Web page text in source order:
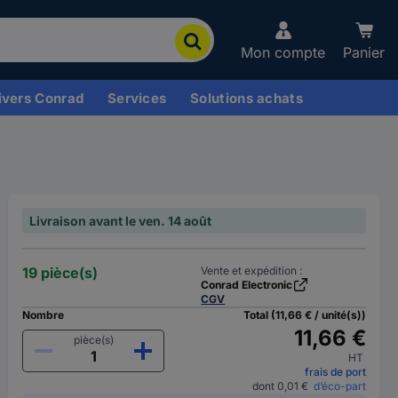
Mon compte Panier
Conrad Services Solutions achats
Livraison avant le ven. 14 août
19 pièce(s)
Vente et expédition :
Conrad Electronic
CGV
Nombre
pièce(s)
Total (11,66 € / unité(s))
11,66 €
HT
frais de port
dont 0,01 € d’éco-part